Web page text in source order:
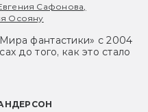
Сафонова,
Осояну
фантастики» с 2004
до того, как это стало